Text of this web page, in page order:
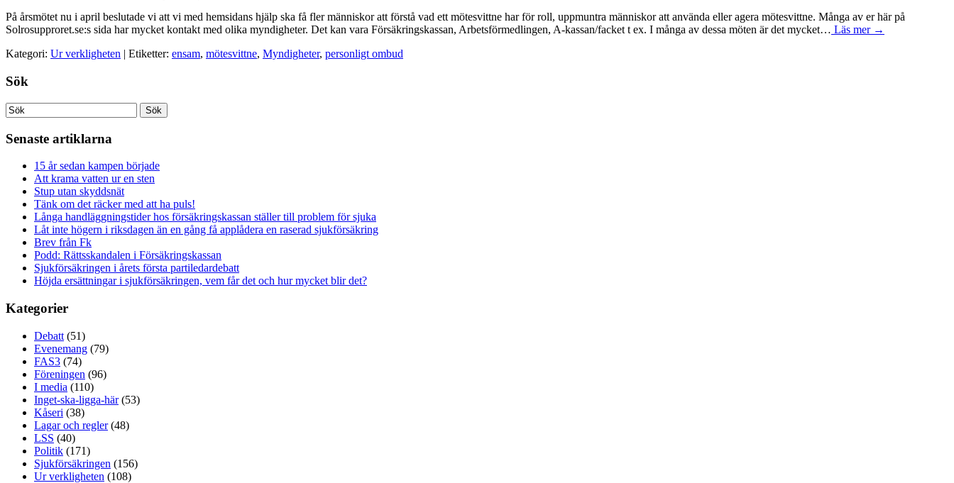
På årsmötet nu i april beslutade vi att vi med hemsidans hjälp ska få fler människor att förstå vad ett mötesvittne har för roll, uppmuntra människor att använda eller agera mötesvittne. Många av er här på
Solrosupproret.se:s sida har mycket kontakt med olika myndigheter. Det kan vara Försäkringskassan, Arbetsförmedlingen, A-kassan/facket t ex. I många av dessa möten är det mycket… Läs mer →
Kategori: Ur verkligheten | Etiketter: ensam, mötesvittne, Myndigheter, personligt ombud
Sök
Senaste artiklarna
15 år sedan kampen började
Att krama vatten ur en sten
Stup utan skyddsnät
Tänk om det räcker med att ha puls!
Långa handläggningstider hos försäkringskassan ställer till problem för sjuka
Låt inte högern i riksdagen än en gång få applådera en raserad sjukförsäkring
Brev från Fk
Podd: Rättsskandalen i Försäkringskassan
Sjukförsäkringen i årets första partiledardebatt
Höjda ersättningar i sjukförsäkringen, vem får det och hur mycket blir det?
Kategorier
Debatt (51)
Evenemang (79)
FAS3 (74)
Föreningen (96)
I media (110)
Inget-ska-ligga-här(53)
Kåseri (38)
Lagar och regler(48)
LSS (40)
Politik (171)
Sjukförsäkringen (156)
Ur verkligheten (108)